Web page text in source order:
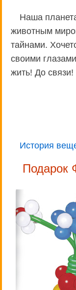
Наша
животным
тайнами.
своими
жить! До связи!
История
Подарок